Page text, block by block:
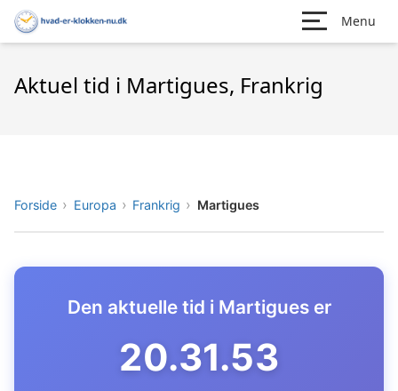
Menu
Aktuel tid i Martigues, Frankrig
Forside Europa Frankrig Martigues
Den aktuelle tid i Martigues er
20.31.54